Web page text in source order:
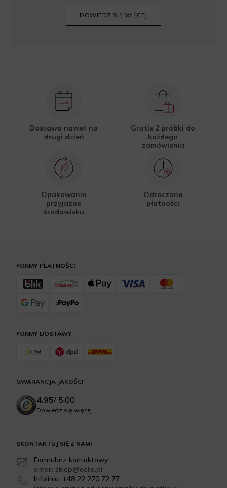
DOWIEDZ SIĘ WIĘCEJ
Dostawa nawet na
drugi dzień
Gratis 2 próbki do
każdego
zamówienia
Opakowania
przyjazne
środowisku
Odroczone
płatności
SKONTAKTUJ SIĘ Z NAMI
Formularz kontaktowy
email: sklep@aelia.pl
Infolinia: +48 22 270 72 77
FORMY DOSTAWY
FORMY PŁATNOŚCI
GWARANCJA JAKOŚCI
4.95/ 5.00
Dowiedz się więcej